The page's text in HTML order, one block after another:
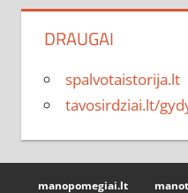
DRAUGAI
spalvotaistorija.lt
tavosirdziai.lt/
manopomegiai.lt